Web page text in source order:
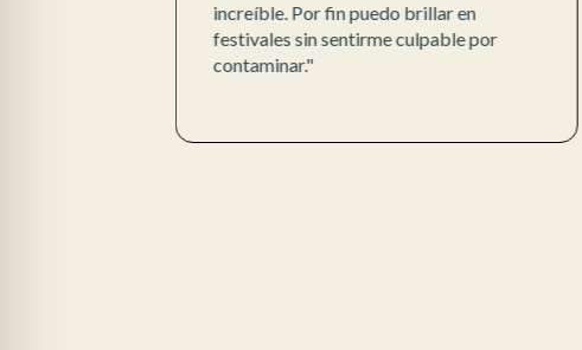
increíble. Por fin puedo brillar en
festivales sin sentirme culpable por
contaminar."